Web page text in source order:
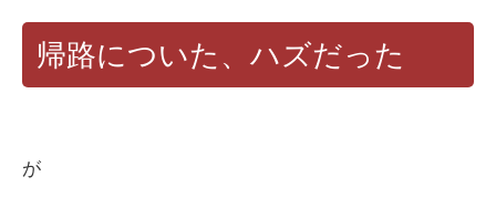
帰路についた、ハズだった
が